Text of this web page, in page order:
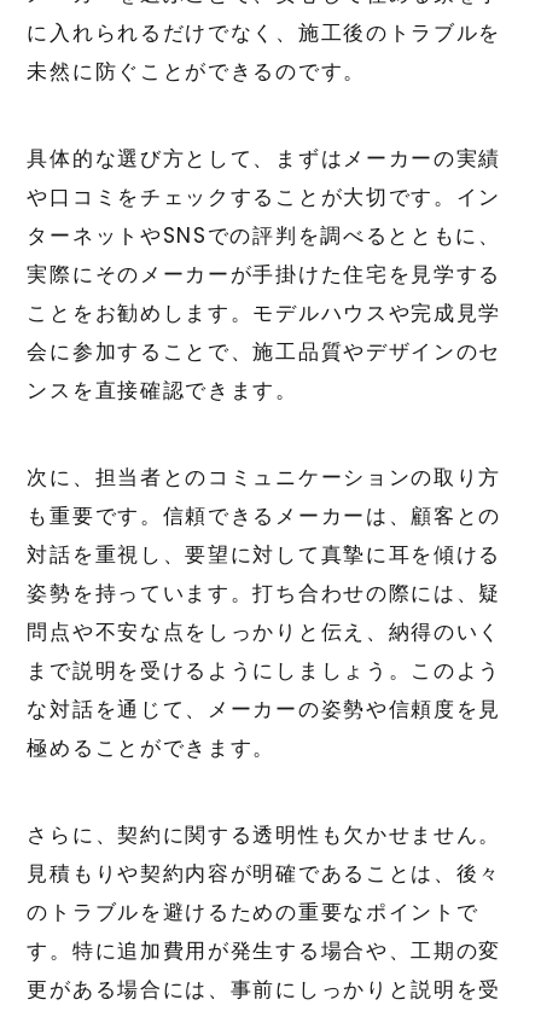
に入れられるだけでなく、施工後のトラブルを
未然に防ぐことができるのです。
具体的な選び方として、まずはメーカーの実績
や口コミをチェックすることが大切です。イン
ターネットやSNSでの評判を調べるとともに、
実際にそのメーカーが手掛けた住宅を見学する
ことをお勧めします。モデルハウスや完成見学
会に参加することで、施工品質やデザインのセ
ンスを直接確認できます。
次に、担当者とのコミュニケーションの取り方
も重要です。信頼できるメーカーは、顧客との
対話を重視し、要望に対して真摯に耳を傾ける
姿勢を持っています。打ち合わせの際には、疑
問点や不安な点をしっかりと伝え、納得のいく
まで説明を受けるようにしましょう。このよう
な対話を通じて、メーカーの姿勢や信頼度を見
極めることができます。
さらに、契約に関する透明性も欠かせません。
見積もりや契約内容が明確であることは、後々
のトラブルを避けるための重要なポイントで
す。特に追加費用が発生する場合や、工期の変
更がある場合には、事前にしっかりと説明を受